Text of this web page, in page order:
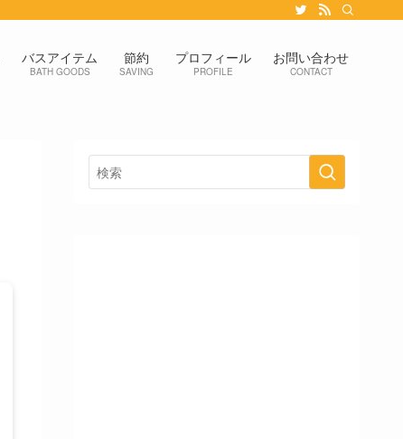
バスアイテム
BATH GOODS
節約
SAVING
プロフィール
PROFILE
お問い合わせ
CONTACT